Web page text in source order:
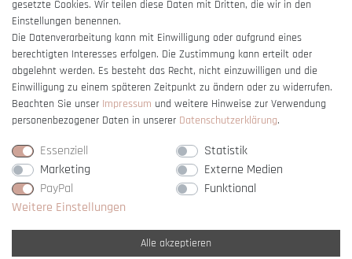
Vertrag widerrufen
gesetzte Cookies. Wir teilen diese Daten mit Dritten, die wir in den
Einstellungen benennen.
Die Datenverarbeitung kann mit Einwilligung oder aufgrund eines
berechtigten Interesses erfolgen. Die Zustimmung kann erteilt oder
abgelehnt werden. Es besteht das Recht, nicht einzuwilligen und die
Einwilligung zu einem späteren Zeitpunkt zu ändern oder zu widerrufen.
Beachten Sie unser Impressum und weitere Hinweise zur Verwendung
personenbezogener Daten in unserer Daten­schutz­erklärung.
Essenziell
Statistik
Marketing
Externe Medien
PayPal
Funktional
Weitere Einstellungen
Alle akzeptieren